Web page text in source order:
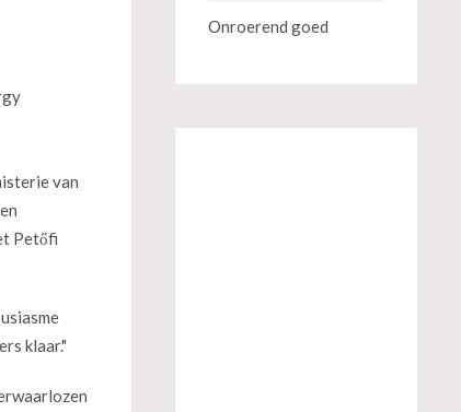
van
Petőfi
klaar."
Onroerend goed